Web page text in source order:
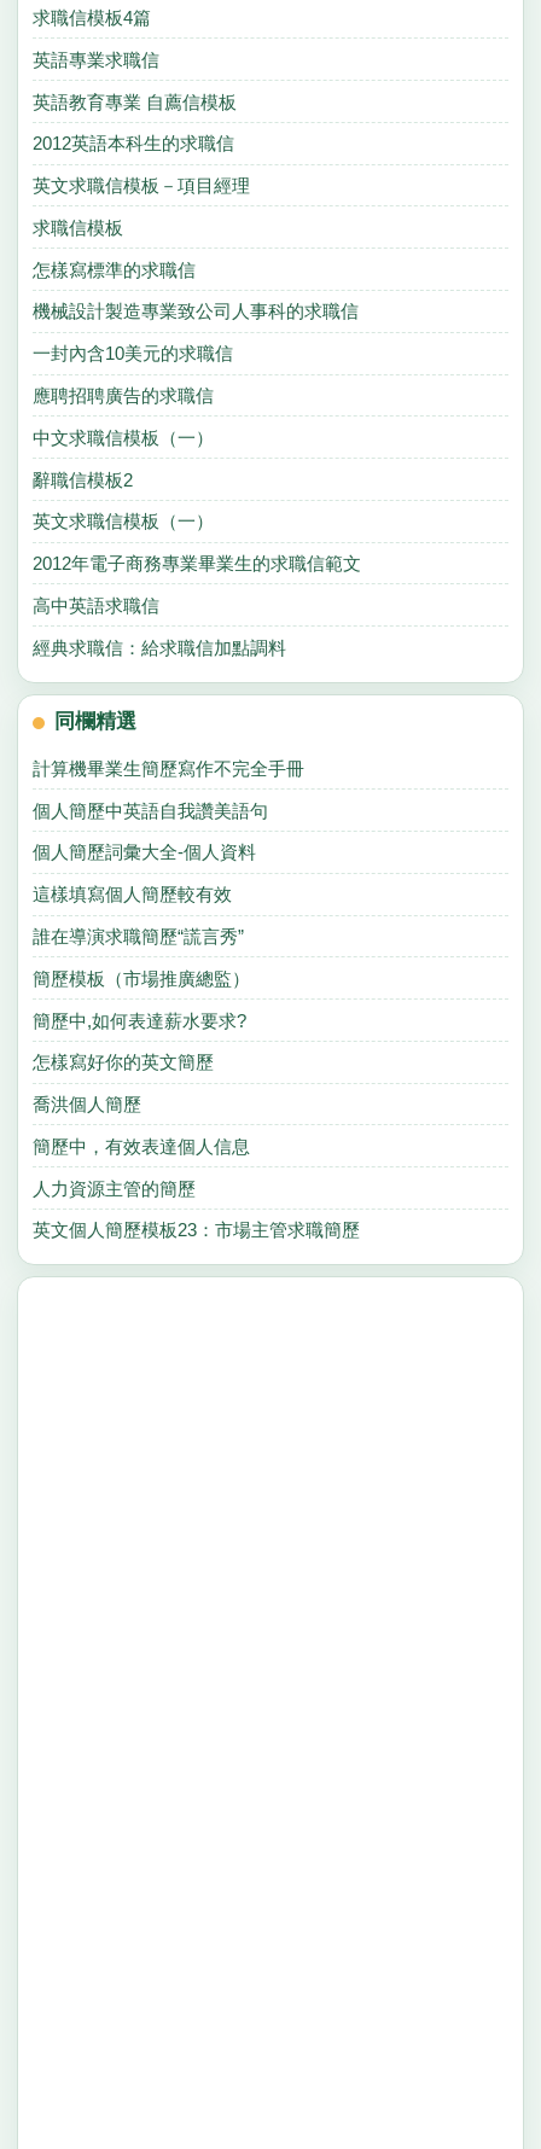
求職信模板4篇
英語專業求職信
英語教育專業 自薦信模板
2012英語本科生的求職信
英文求職信模板－項目經理
求職信模板
怎樣寫標準的求職信
機械設計製造專業致公司人事科的求職信
一封內含10美元的求職信
應聘招聘廣告的求職信
中文求職信模板（一）
辭職信模板2
英文求職信模板（一）
2012年電子商務專業畢業生的求職信範文
高中英語求職信
經典求職信：給求職信加點調料
同欄精選
計算機畢業生簡歷寫作不完全手冊
個人簡歷中英語自我讚美語句
個人簡歷詞彙大全-個人資料
這樣填寫個人簡歷較有效
誰在導演求職簡歷“謊言秀”
簡歷模板（市場推廣總監）
簡歷中,如何表達薪水要求?
怎樣寫好你的英文簡歷
喬洪個人簡歷
簡歷中，有效表達個人信息
人力資源主管的簡歷
英文個人簡歷模板23：市場主管求職簡歷